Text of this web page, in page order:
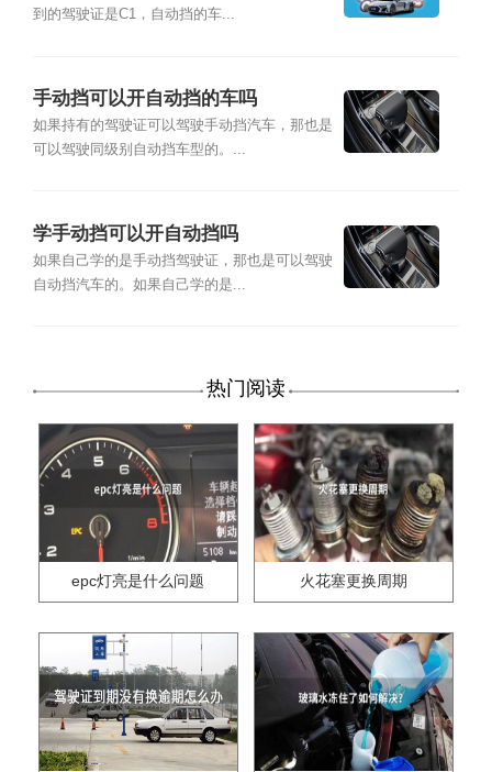
到的驾驶证是C1，自动挡的车...
手动挡可以开自动挡的车吗
如果持有的驾驶证可以驾驶手动挡汽车，那也是
可以驾驶同级别自动挡车型的。...
学手动挡可以开自动挡吗
如果自己学的是手动挡驾驶证，那也是可以驾驶
自动挡汽车的。如果自己学的是...
热门阅读
epc灯亮是什么问题 火花塞更换周期